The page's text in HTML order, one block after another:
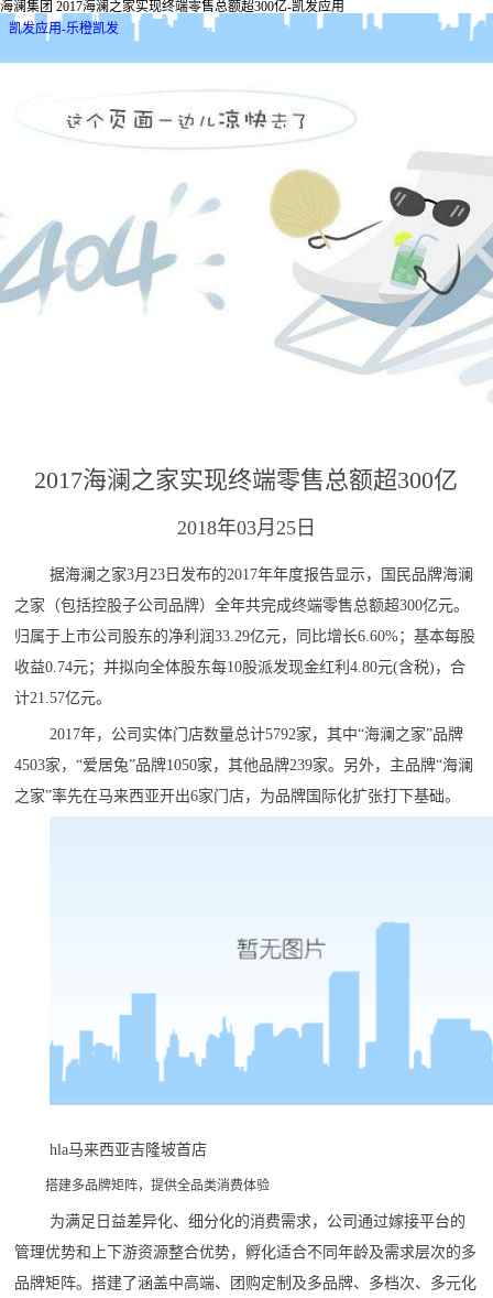
海澜集团 2017海澜之家实现终端零售总额超300亿-凯发应用
凯发应用-乐橙凯发
2017海澜之家实现终端零售总额超300亿
2018年03月25日
据海澜之家3月23日发布的2017年年度报告显示，国民品牌海澜
之家（包括控股子公司品牌）全年共完成终端零售总额超300亿元。
归属于上市公司股东的净利润33.29亿元，同比增长6.60%；基本每股
收益0.74元；并拟向全体股东每10股派发现金红利4.80元(含税)，合
计21.57亿元。
2017年，公司实体门店数量总计5792家，其中“海澜之家”品牌
4503家，“爱居兔”品牌1050家，其他品牌239家。另外，主品牌“海澜
之家”率先在马来西亚开出6家门店，为品牌国际化扩张打下基础。
hla马来西亚吉隆坡首店
搭建多品牌矩阵，提供全品类消费体验
为满足日益差异化、细分化的消费需求，公司通过嫁接平台的
管理优势和上下游资源整合优势，孵化适合不同年龄及需求层次的多
品牌矩阵。搭建了涵盖中高端、团购定制及多品牌、多档次、多元化